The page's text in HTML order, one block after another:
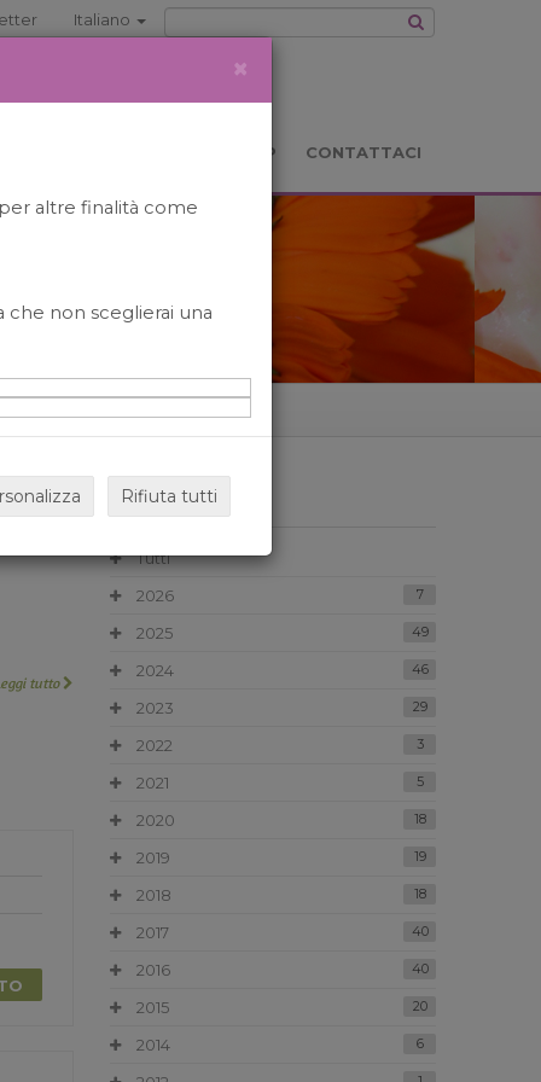
Italiano
BOOKSHOP CONTATTACI
tutto
ARCHIVIO
Tutti
2026
7
2025 49
2024 46
2023 29
2022 3
2021 5
2020 18
2019 19
2018 18
2017 40
2016 40
2015 20
2014 6
×
altre finalità come
che non sceglierai una
Rifiuta tutti